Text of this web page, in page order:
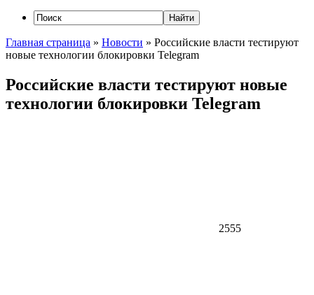
Главная страница » Новости » Российские власти тестируют
новые технологии блокировки Telegram
Российские власти тестируют новые
технологии блокировки Telegram
2555